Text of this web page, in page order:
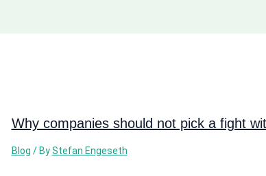
Why companies should not pick a fight
Blog / ByStefan Engeseth